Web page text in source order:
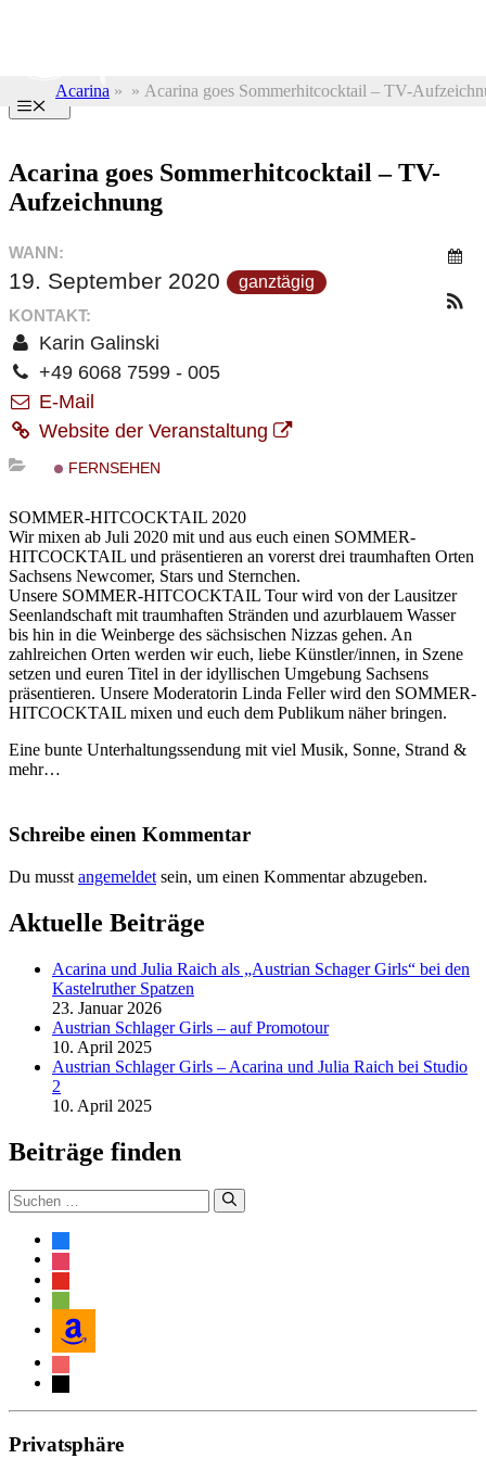
Menü
Acarina » » Acarina goes Sommerhitcocktail – TV-
Acarina goes Sommerhitcocktail – TV-
Aufzeichnung
WANN:
19. September 2020
ganztägig
KONTAKT:
Karin Galinski
+49 6068 7599 - 005
E-Mail
Website der Veranstaltung
FERNSEHEN
SOMMER-HITCOCKTAIL 2020
Wir mixen ab Juli 2020 mit und aus euch einen SOMMER-
HITCOCKTAIL und präsentieren an vorerst drei traumhaften Orten
Sachsens Newcomer, Stars und Sternchen.
Unsere SOMMER-HITCOCKTAIL Tour wird von der Lausitzer
Seenlandschaft mit traumhaften Stränden und azurblauem Wasser
bis hin in die Weinberge des sächsischen Nizzas gehen. An
zahlreichen Orten werden wir euch, liebe Künstler/innen, in Szene
setzen und euren Titel in der idyllischen Umgebung Sachsens
präsentieren. Unsere Moderatorin Linda Feller wird den SOMMER-
HITCOCKTAIL mixen und euch dem Publikum näher bringen.
Eine bunte Unterhaltungssendung mit viel Musik, Sonne, Strand &
mehr…
Schreibe einen Kommentar
Du musst angemeldet sein, um einen Kommentar abzugeben.
Aktuelle Beiträge
Acarina und Julia Raich als „Austrian Schager Girls“ bei den
Kastelruther Spatzen
23. Januar 2026
Austrian Schlager Girls – auf Promotour
10. April 2025
Austrian Schlager Girls – Acarina und Julia Raich bei Studio
2
10. April 2025
Beiträge finden
Suche
nach:
facebook
instagram
youtube
spotify
amazon
itunes
mail
Privatsphäre